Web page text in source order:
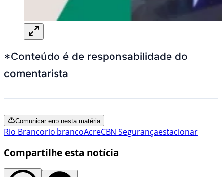
*Conteúdo é de responsabilidade do
comentarista
Comunicar erro nesta matéria
Rio Brancorio brancoAcreCBN Segurançaestacionar
Compartilhe esta notícia